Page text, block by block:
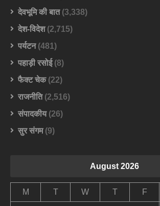
देवभूमि की बात(3,338)
देश-विदेश(2,715)
पर्यटन(481)
पहाड़ी रसोई(8)
फैक्ट चेक(22)
राजनीति(2,516)
संपादकीय(26)
सुर संगम(9)
August 2026
M T W T F